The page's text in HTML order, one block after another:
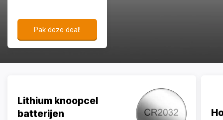
Pak deze deal!
Lithium knoopcel
batterijen